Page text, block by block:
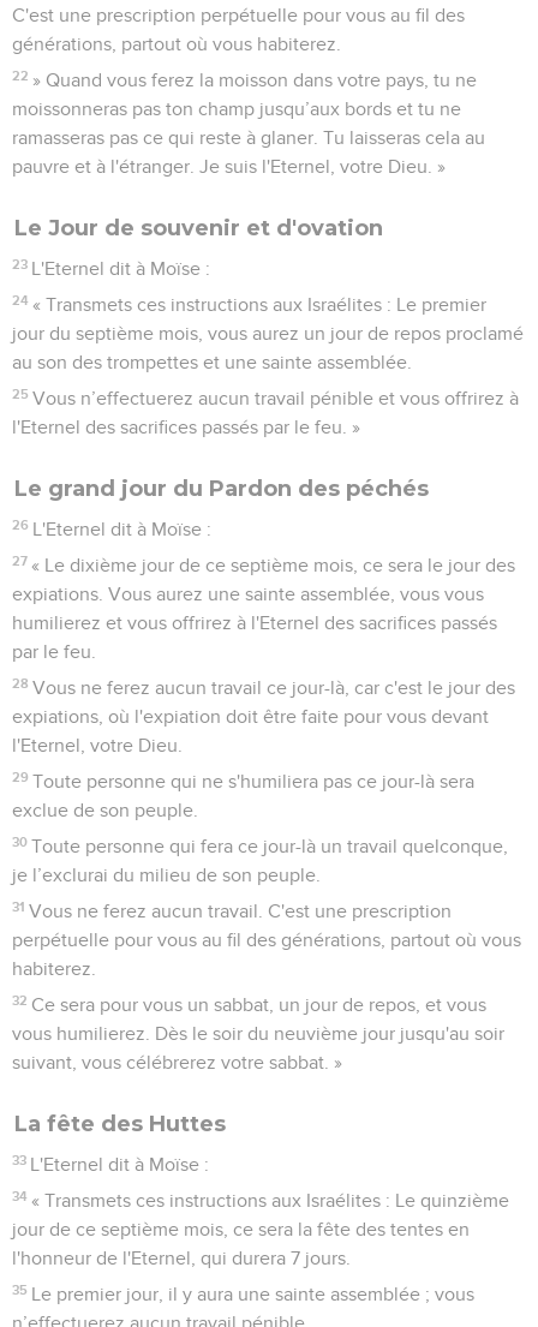
C'est une prescription perpétuelle pour vous au fil des
générations, partout où vous habiterez.
22 » Quand vous ferez la moisson dans votre pays, tu ne
moissonneras pas ton champ jusqu’aux bords et tu ne
ramasseras pas ce qui reste à glaner. Tu laisseras cela au
pauvre et à l'étranger. Je suis l'Eternel, votre Dieu. »
Le Jour de souvenir et d'ovation
23 L'Eternel dit à Moïse :
24 « Transmets ces instructions aux Israélites : Le premier
jour du septième mois, vous aurez un jour de repos proclamé
au son des trompettes et une sainte assemblée.
25 Vous n’effectuerez aucun travail pénible et vous offrirez à
l'Eternel des sacrifices passés par le feu. »
Le grand jour du Pardon des péchés
26 L'Eternel dit à Moïse :
27 « Le dixième jour de ce septième mois, ce sera le jour des
expiations. Vous aurez une sainte assemblée, vous vous
humilierez et vous offrirez à l'Eternel des sacrifices passés
par le feu.
28 Vous ne ferez aucun travail ce jour-là, car c'est le jour des
expiations, où l'expiation doit être faite pour vous devant
l'Eternel, votre Dieu.
29 Toute personne qui ne s'humiliera pas ce jour-là sera
exclue de son peuple.
30 Toute personne qui fera ce jour-là un travail quelconque,
je l’exclurai du milieu de son peuple.
31 Vous ne ferez aucun travail. C'est une prescription
perpétuelle pour vous au fil des générations, partout où vous
habiterez.
32 Ce sera pour vous un sabbat, un jour de repos, et vous
vous humilierez. Dès le soir du neuvième jour jusqu'au soir
suivant, vous célébrerez votre sabbat. »
La fête des Huttes
33 L'Eternel dit à Moïse :
34 « Transmets ces instructions aux Israélites : Le quinzième
jour de ce septième mois, ce sera la fête des tentes en
l'honneur de l'Eternel, qui durera 7 jours.
35 Le premier jour, il y aura une sainte assemblée ; vous
n’effectuerez aucun travail pénible.